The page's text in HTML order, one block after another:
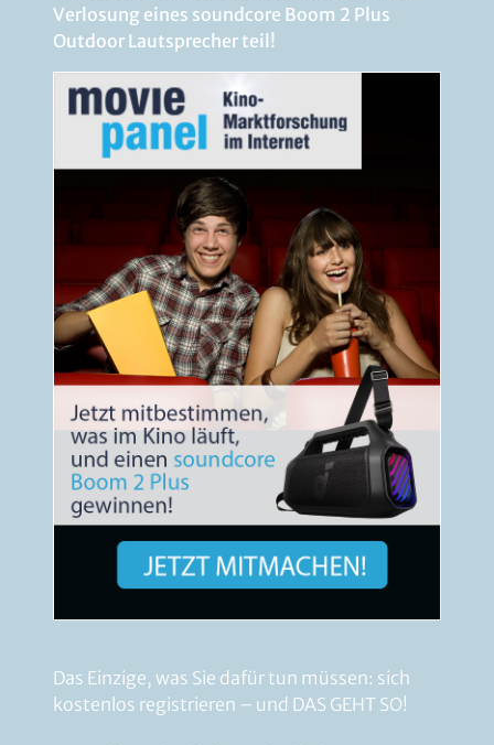
Verlosung eines soundcore Boom 2 Plus
Outdoor Lautsprecher teil!
Das Einzige, was Sie dafür tun müssen: sich
kostenlos registrieren – und DAS GEHT SO!